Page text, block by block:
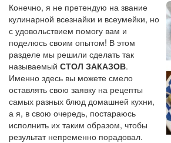
Конечно, я не претендую на звание
кулинарной всезнайки и всеумейки, но
с удовольствием помогу вам и
поделюсь своим опытом! В этом
разделе мы решили сделать так
называемый СТОЛ ЗАКАЗОВ.
Именно здесь вы можете смело
оставлять свою заявку на рецепты
самых разных блюд домашней кухни,
а я, в свою очередь, постараюсь
исполнить их таким образом, чтобы
результат непременно порадовал.